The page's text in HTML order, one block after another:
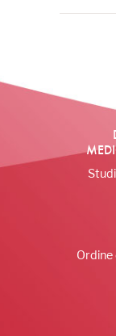
Ordine